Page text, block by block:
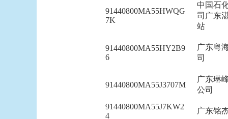
91440800MA55HWQG
7K
中国石
司广东
站
91440800MA55HY2B9
6
广东粤
司
91440800MA55J3707M
广东琳
公司
91440800MA55J7KW2
4
广东铭